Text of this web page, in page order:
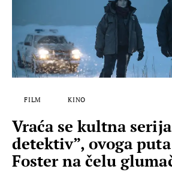
FILM KINO
Vraća se kultna
detektiv”, ovoga
Foster na čelu